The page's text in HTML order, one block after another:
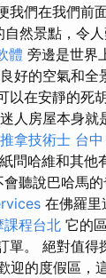
我們在我們前
自然景點，令
體 旁邊是世界
好的空氣和全
以在安靜的死
人房屋本身就
拿技術士 台
問哈維和其他
會聽說巴哈馬
在佛羅里
課程台北 它的
單。 絕對值得
迎的度假區